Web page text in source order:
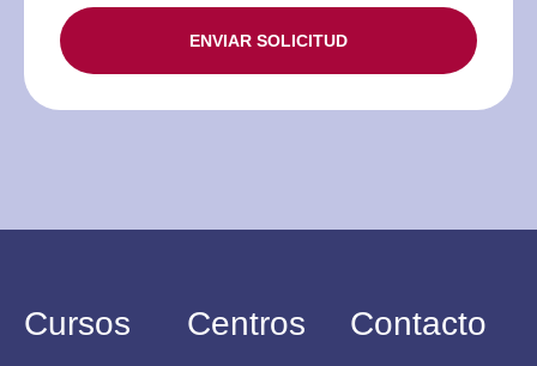
ENVIAR SOLICITUD
Cursos Centros Contacto